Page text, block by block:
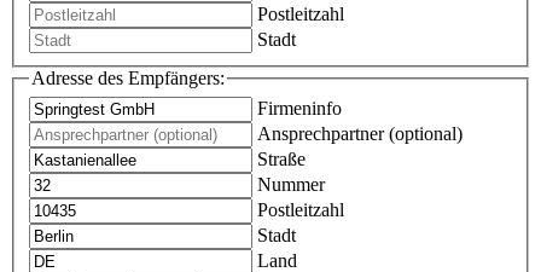
Postleitzahl
Stadt
Adresse des Empfängers:
Firmeninfo
Ansprechpartner (optional)
Straße
Nummer
Postleitzahl
Stadt
Land